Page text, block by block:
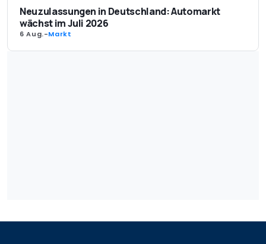
Neuzulassungen in Deutschland: Automarkt
wächst im Juli 2026
6 Aug.-Markt